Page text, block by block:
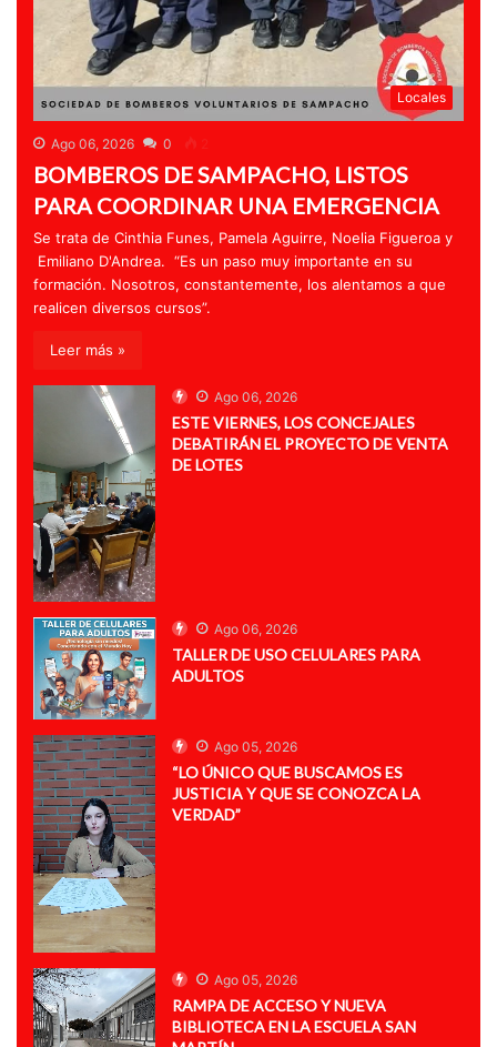
Locales
Ago 06, 2026 0
BOMBEROS DE SAMPACHO, LISTOS
PARA COORDINAR UNA EMERGENCIA
Se trata de Cinthia Funes, Pamela Aguirre, Noelia Figueroa y
Emiliano D'Andrea. “Es un paso muy importante en su
formación. Nosotros, constantemente, los alentamos a que
realicen diversos cursos”.
Leer más »
Ago 06, 2026
ESTE VIERNES, LOS CONCEJALES
DEBATIRÁN EL PROYECTO DE VENTA
DE LOTES
Ago 06, 2026
TALLER DE USO CELULARES PARA
ADULTOS
Ago 05, 2026
“LO ÚNICO QUE BUSCAMOS ES
JUSTICIA Y QUE SE CONOZCA LA
VERDAD”
Ago 05, 2026
RAMPA DE ACCESO Y NUEVA
BIBLIOTECA EN LA ESCUELA SAN